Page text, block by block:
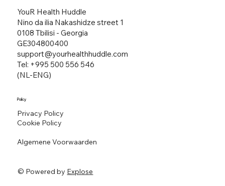
YouR Health Huddle
Nino da ilia Nakashidze street 1
0108 Tbilisi - Georgia
GE304800400
support@yourhealthhuddle.com
Tel: +995 500 556 546
(NL-ENG)
Policy
Privacy Policy
Cookie Policy
Algemene Voorwaarden
© Powered by Explose